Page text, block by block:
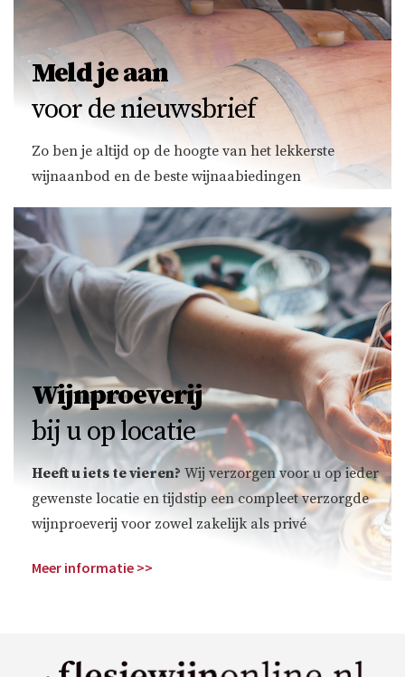
Meld je aan
voor de nieuwsbrief
Zo ben je altijd op de hoogte van het lekkerste
wijnaanbod en de beste wijnaabiedingen
Wijnproeverij
bij u op locatie
Heeft u iets te vieren? Wij verzorgen voor u op ieder
gewenste locatie en tijdstip een compleet verzorgde
wijnproeverij voor zowel zakelijk als privé
Meer informatie >>